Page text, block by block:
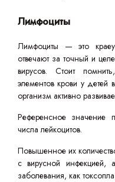
Лимфоциты
Лимфоциты — это
отвечают за точный и
вирусов. Стоит
элементов крови у
организм активно
Референсное
числа лейкоцитов.
Повышенное их
с вирусной инфекцией,
заболевания, как